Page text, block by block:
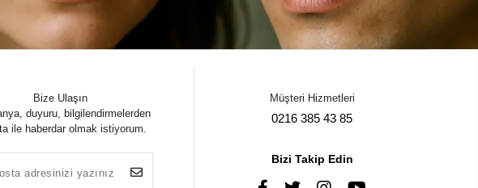
Bize Ulaşın
duyuru, bilgilendirmelerden
ile haberdar olmak istiyorum.
Müşteri Hizmetleri
0216 385 43 85
Bizi Takip Edin